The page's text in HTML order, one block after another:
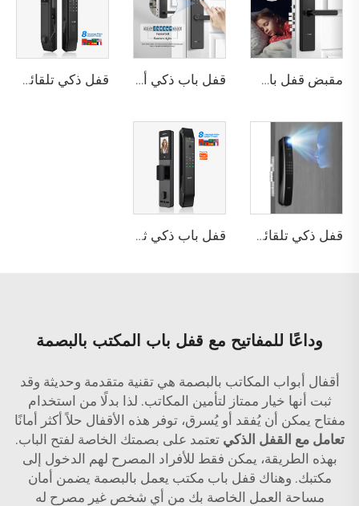
مقبض قفل باب بصمة الإصبع المنزلي Tuya T15 قفل باب ذكي أمني مع كلمة مرور مضادة للتجسس وبطاقة IC وبصمة الإصبع واي فاي وبلوتوث Tenon T10 قفل ذكي تلقائي للباب باستخدام بصمة الوجه D7 Pro
قفل ذكي تلقائي للهوية مع كاميرا وجه وبصمة عبر واي فاي Tuya Tenon A9 Pro قفل باب ذكي ثلاثي الأبعاد للوجه والبصمة مع كاميرا تنون D2 برو
وداعًا للمفاتيح مع قفل باب المكتب بالبصمة
أقفال أبواب المكاتب بالبصمة هي تقنية متقدمة وحديثة وقد
ثبت أنها خيار ممتاز لتأمين المكاتب. لذا بدلًا من استخدام
مفتاح يمكن أن يُفقد أو يُسرق، توفر هذه الأقفال حلاً أكثر أمانًا
تعامل مع القفل الذكي تعتمد على بصمتك الخاصة لفتح الباب.
بهذه الطريقة، يمكن فقط للأفراد المصرح لهم الدخول إلى
مكتبك. وهناك قفل باب مكتب يعمل بالبصمة يضمن أمان
مساحة العمل الخاصة بك من أي شخص غير مصرح له